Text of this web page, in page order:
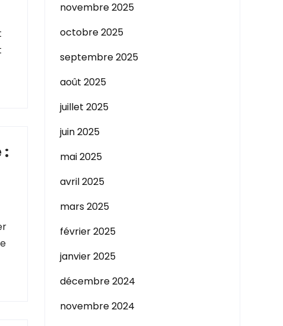
:
novembre 2025
octobre 2025
septembre 2025
août 2025
juillet 2025
juin 2025
mai 2025
avril 2025
mars 2025
février 2025
janvier 2025
décembre 2024
novembre 2024